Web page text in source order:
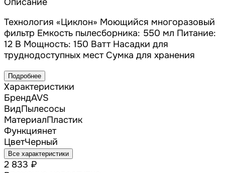
Технология «Циклон» Моющийся многоразовый
фильтр Емкость пылесборника: 550 мл Питание:
12 В Мощность: 150 Ватт Насадки для
труднодоступных мест Сумка для хранения
Подробнее
Характеристики
БрендAVS
ВидПылесосы
МатериалПластик
Функциянет
ЦветЧерный
Все характеристики
2 833 ₽